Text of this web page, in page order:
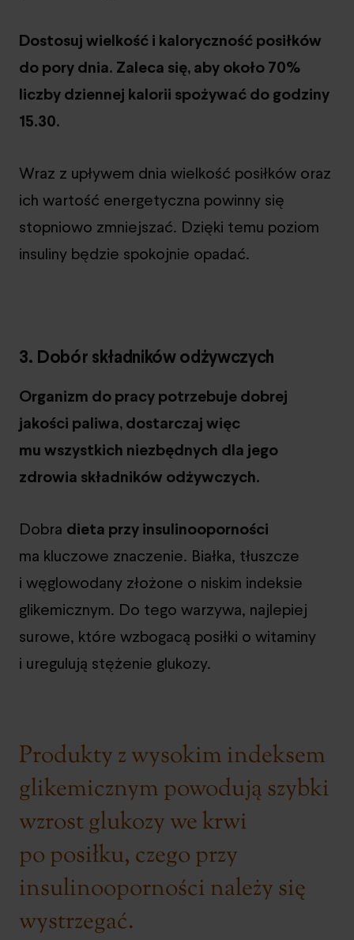
Dostosuj wielkość i kaloryczność posiłków
do pory dnia. Zaleca się, aby około 70%
liczby dziennej kalorii spożywać do godziny
15.30.
Wraz z upływem dnia wielkość posiłków oraz
ich wartość energetyczna powinny się
stopniowo zmniejszać. Dzięki temu poziom
insuliny będzie spokojnie opadać.
3. Dobór składników odżywczych
Organizm do pracy potrzebuje dobrej
jakości paliwa, dostarczaj więc
mu wszystkich niezbędnych dla jego
zdrowia składników odżywczych.
Dobra dieta przy insulinooporności
ma kluczowe znaczenie. Białka, tłuszcze
i węglowodany złożone o niskim indeksie
glikemicznym. Do tego warzywa, najlepiej
surowe, które wzbogacą posiłki o witaminy
i uregulują stężenie glukozy.
Produkty z wysokim indeksem
glikemicznym powodują szybki
wzrost glukozy we krwi
po posiłku, czego przy
insulinooporności należy się
wystrzegać.